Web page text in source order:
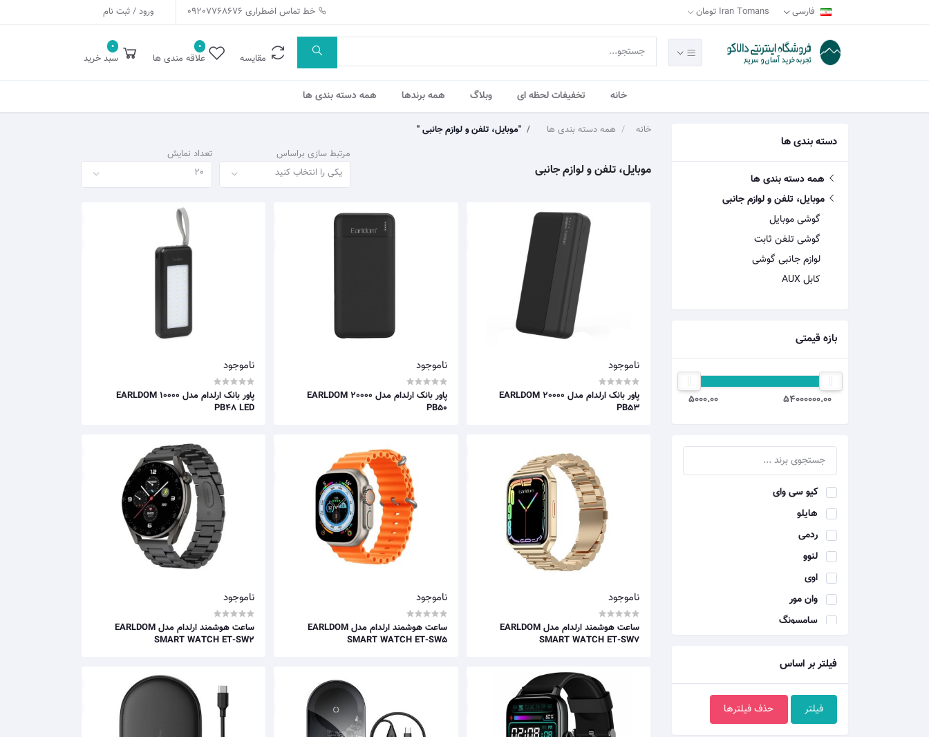
فارسی Iran Tomans تومان خط تماس اضطراری 09207768676 ورود / ثبت نام
مقایسه
0
علاقه مندی ها
0
سبد خرید
خانه تخفیفات لحظه ای وبلاگ همه برندها همه دسته بندی ها
دسته بندی ها
همه دسته بندی ها
موبایل، تلفن و لوازم جانبی
گوشی موبایل
گوشی تلفن ثابت
لوازم جانبی گوشی
کابل AUX
بازه قیمتی
54000000.00
5000.00
کیو سی وای
هایلو
ردمی
لنوو
اوی
وان مور
سامسونگ
پرودا
آیمیلب
شیائومی
امیزفیت
فیلتر بر اساس
فیلتر حذف فیلترها
خانه همه دسته بندی ها "موبایل، تلفن و لوازم جانبی "
موبایل، تلفن و لوازم جانبی
مرتبط سازی براساس
یکی را انتخاب کنید
تعداد نمایش
20
ناموجود
پاور بانک ارلدام مدل EARLDOM 20000
PB53
ناموجود
پاور بانک ارلدام مدل EARLDOM 20000
PB50
ناموجود
پاور بانک ارلدام مدل EARLDOM 10000
PB48 LED
ناموجود
ساعت هوشمند ارلدام مدل EARLDOM
SMART WATCH ET-SW7
ناموجود
ساعت هوشمند ارلدام مدل EARLDOM
SMART WATCH ET-SW5
ناموجود
ساعت هوشمند ارلدام مدل EARLDOM
SMART WATCH ET-SW2